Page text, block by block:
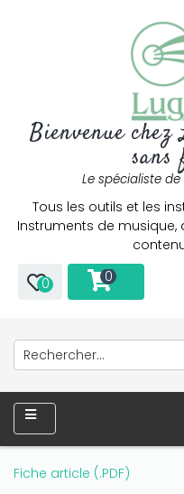
Bienvenue
sans
Le spécialiste
Tous les outils et les
Instruments de musique,
0 0
Fiche article (.PDF)
Only play at
amount on your credits!